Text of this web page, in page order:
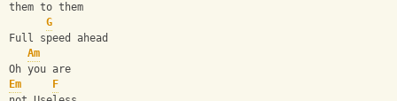
them to them
G
Full speed ahead
Am
Oh you are
Em
F